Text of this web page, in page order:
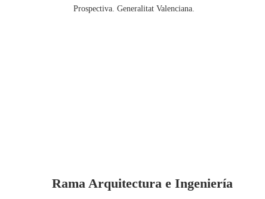
Prospectiva. Generalitat Valenciana.
Rama Arquitectura e Ingeniería